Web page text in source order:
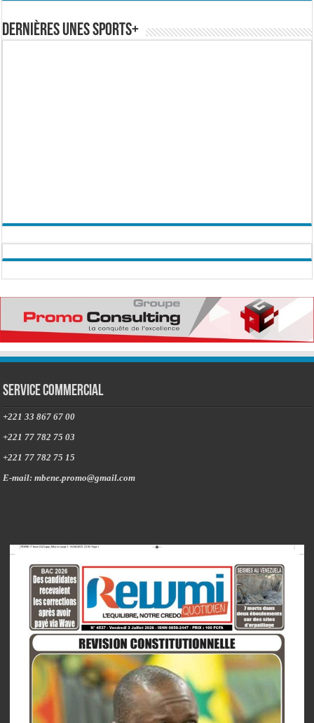
Dernières Unes Sports+
Service commercial
+221 33 867 67 00
+221 77 782 75 03
+221 77 782 75 15
E-mail: mbene.promo@gmail.com